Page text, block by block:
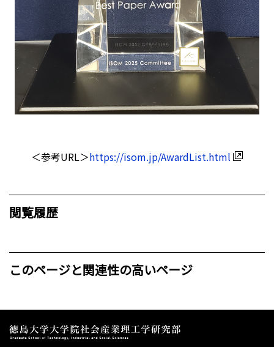
＜参考URL＞https://isom.jp/AwardList.html
閲覧履歴
このページと関連性の高いページ